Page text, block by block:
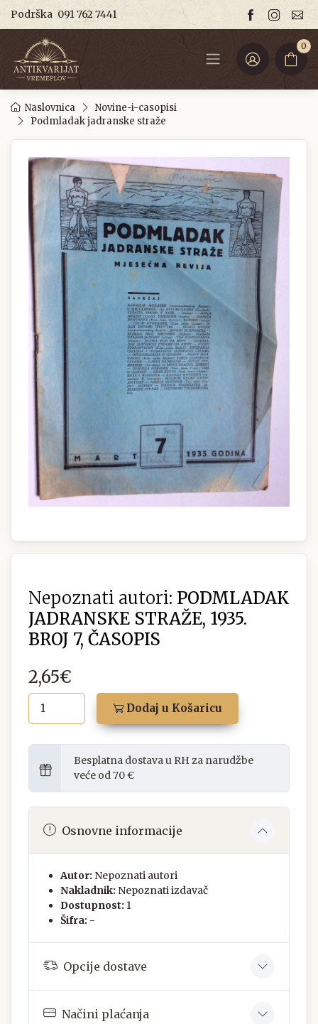
Podrška 091 762 7441
0
Naslovnica
Novine-i-casopisi
Podmladak jadranske straže
Nepoznati autori: PODMLADAK
JADRANSKE STRAŽE, 1935.
BROJ 7, ČASOPIS
2,65€
Dodaj u Košaricu
Besplatna dostava u RH za narudžbe
veće od 70 €
Osnovne informacije
Autor: Nepoznati autori
Nakladnik: Nepoznati izdavač
Dostupnost: 1
Šifra: -
Opcije dostave
Načini plaćanja